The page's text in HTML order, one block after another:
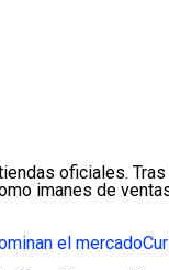
oficiales.
imanes de
el mercado